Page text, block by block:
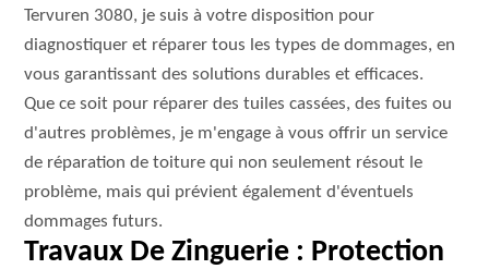
Tervuren 3080, je suis à votre disposition pour
diagnostiquer et réparer tous les types de dommages, en
vous garantissant des solutions durables et efficaces.
Que ce soit pour réparer des tuiles cassées, des fuites ou
d'autres problèmes, je m'engage à vous offrir un service
de réparation de toiture qui non seulement résout le
problème, mais qui prévient également d'éventuels
dommages futurs.
Travaux De Zinguerie : Protection